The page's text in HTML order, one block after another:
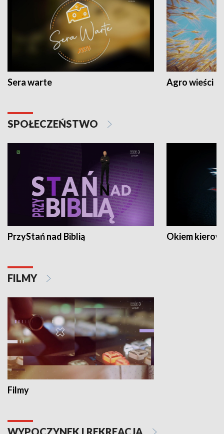
Sera warte Agro wieści
SPOŁECZEŃSTWO
PrzyStań nad Biblią Okiem
FILMY
Filmy